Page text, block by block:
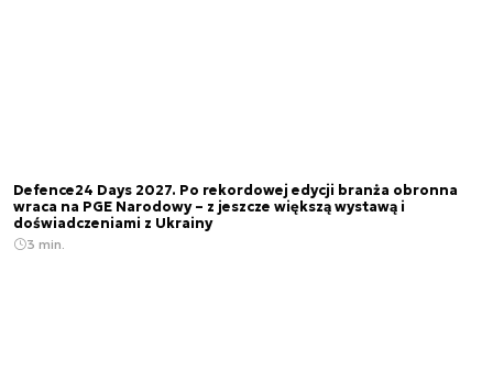
Defence24 Days 2027. Po rekordowej edycji branża obronna
wraca na PGE Narodowy – z jeszcze większą wystawą i
doświadczeniami z Ukrainy
3 min.